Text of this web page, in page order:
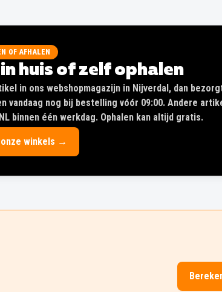
OF AFHALEN
huis of zelf ophalen
in ons webshopmagazijn in Nijverdal, dan
vandaag nog bij bestelling vóór 09:00. Andere
binnen één werkdag. Ophalen kan altijd gratis.
winkels →